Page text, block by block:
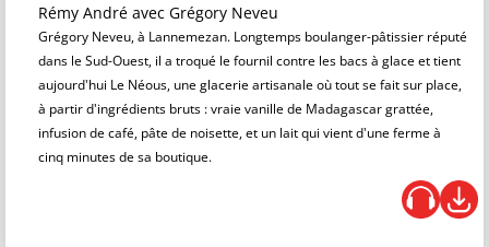
Rémy André avec Grégory Neveu
Grégory Neveu, à Lannemezan. Longtemps boulanger-pâtissier réputé
dans le Sud-Ouest, il a troqué le fournil contre les bacs à glace et tient
aujourd'hui Le Néous, une glacerie artisanale où tout se fait sur place,
à partir d'ingrédients bruts : vraie vanille de Madagascar grattée,
infusion de café, pâte de noisette, et un lait qui vient d'une ferme à
cinq minutes de sa boutique.